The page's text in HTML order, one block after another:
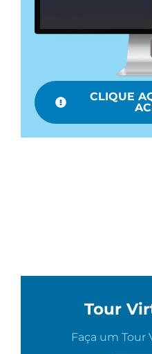
CLIQUE
Tour
Faça um Tour